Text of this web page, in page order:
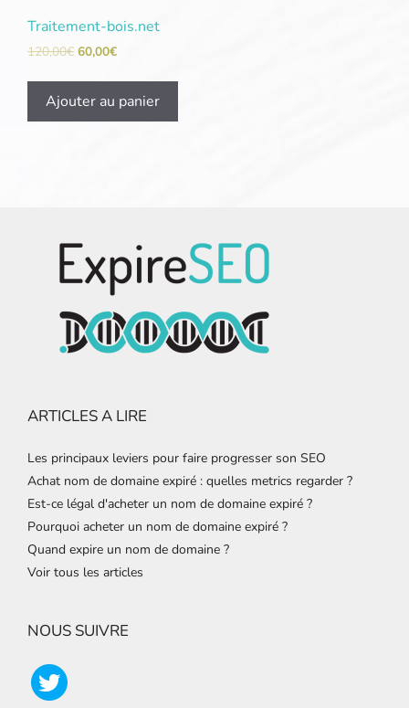
Traitement-bois.net
120,00€ 60,00€
Ajouter au panier
ARTICLES A LIRE
Les principaux leviers pour faire progresser son SEO
Achat nom de domaine expiré : quelles metrics regarder ?
Est-ce légal d'acheter un nom de domaine expiré ?
Pourquoi acheter un nom de domaine expiré ?
Quand expire un nom de domaine ?
Voir tous les articles
NOUS SUIVRE